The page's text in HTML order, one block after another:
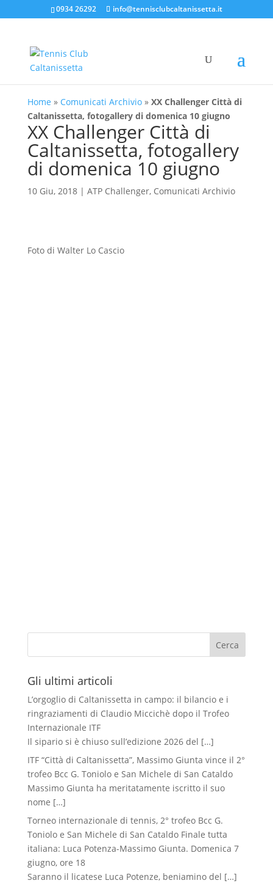
0934 26292 info@tennisclubcaltanissetta.it
Home » Comunicati Archivio» XX Challenger Città di
Caltanissetta, fotogallery di domenica 10 giugno
XX Challenger Città di
Caltanissetta, fotogallery
di domenica 10 giugno
10 Giu, 2018| ATP Challenger, Comunicati Archivio
Foto di Walter Lo Cascio
Cerca
Gli ultimi articoli
L’orgoglio di Caltanissetta in campo: il bilancio e i
ringraziamenti di Claudio Miccichè dopo il Trofeo
Internazionale ITF
Il sipario si è chiuso sull’edizione 2026 del […]
ITF “Città di Caltanissetta”, Massimo Giunta vince il 2°
trofeo Bcc G. Toniolo e San Michele di San Cataldo
Massimo Giunta ha meritatamente iscritto il suo
nome […]
Torneo internazionale di tennis, 2° trofeo Bcc G.
Toniolo e San Michele di San Cataldo Finale tutta
italiana: Luca Potenza-Massimo Giunta. Domenica 7
giugno, ore 18
Saranno il licatese Luca Potenze, beniamino del […]